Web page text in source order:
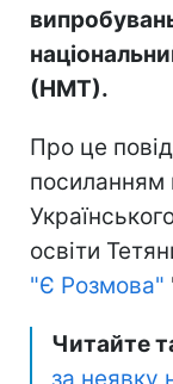
(НМТ).
Про це
посиланням
освіти
"Є Розмова"
Читайте
за